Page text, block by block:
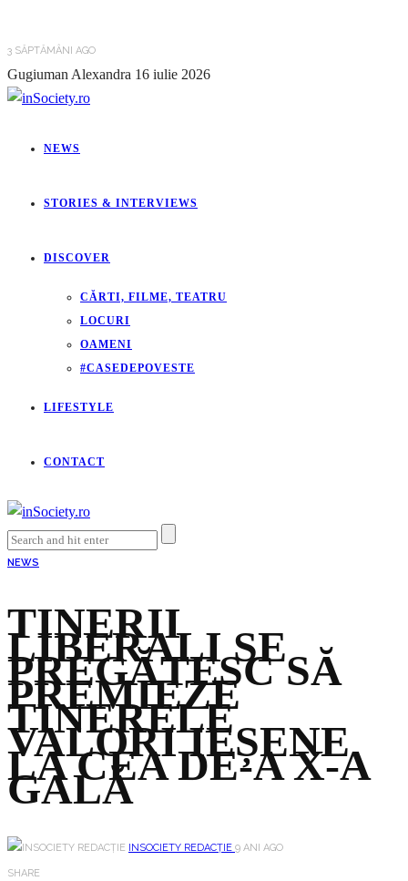
3 SĂPTĂMÂNI AGO
Gugiuman Alexandra 16 iulie 2026
NEWS
STORIES & INTERVIEWS
DISCOVER
CĂRTI, FILME, TEATRU
LOCURI
OAMENI
#CASEDEPOVESTE
LIFESTYLE
CONTACT
NEWS
TINERII
LIBERALI SE
PREGĂTESC SĂ
PREMIEZE
TINERELE
VALORI IEȘENE
LA CEA DE-A X-A
GALĂ
INSOCIETY REDACȚIE 9 ANI AGO
SHARE